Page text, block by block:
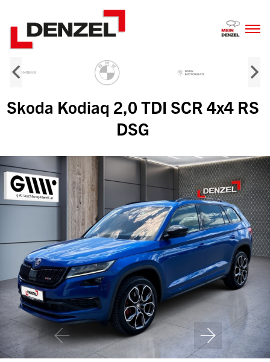
Inhalt
Skoda Kodiaq 2,0 TDI SCR 4x4 RS
DSG